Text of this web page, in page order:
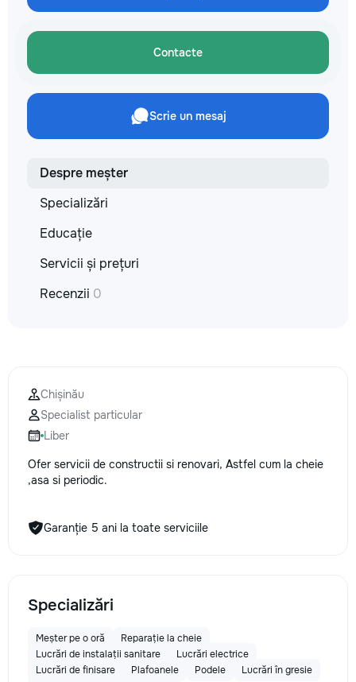
он будет
Contacte
Scrie un mesaj
Despre meșter
Specializări
Educație
Servicii și prețuri
Recenzii 0
Chișinău
Specialist particular
Liber
Ofer servicii de constructii si renovari, Astfel cum la cheie
,asa si periodic.
Garanție 5 ani la toate serviciile
Specializări
Meșter pe o oră
Reparație la cheie
Lucrări de instalații sanitare
Lucrări electrice
Lucrări de finisare
Plafoanele Podele
Lucrări în gresie